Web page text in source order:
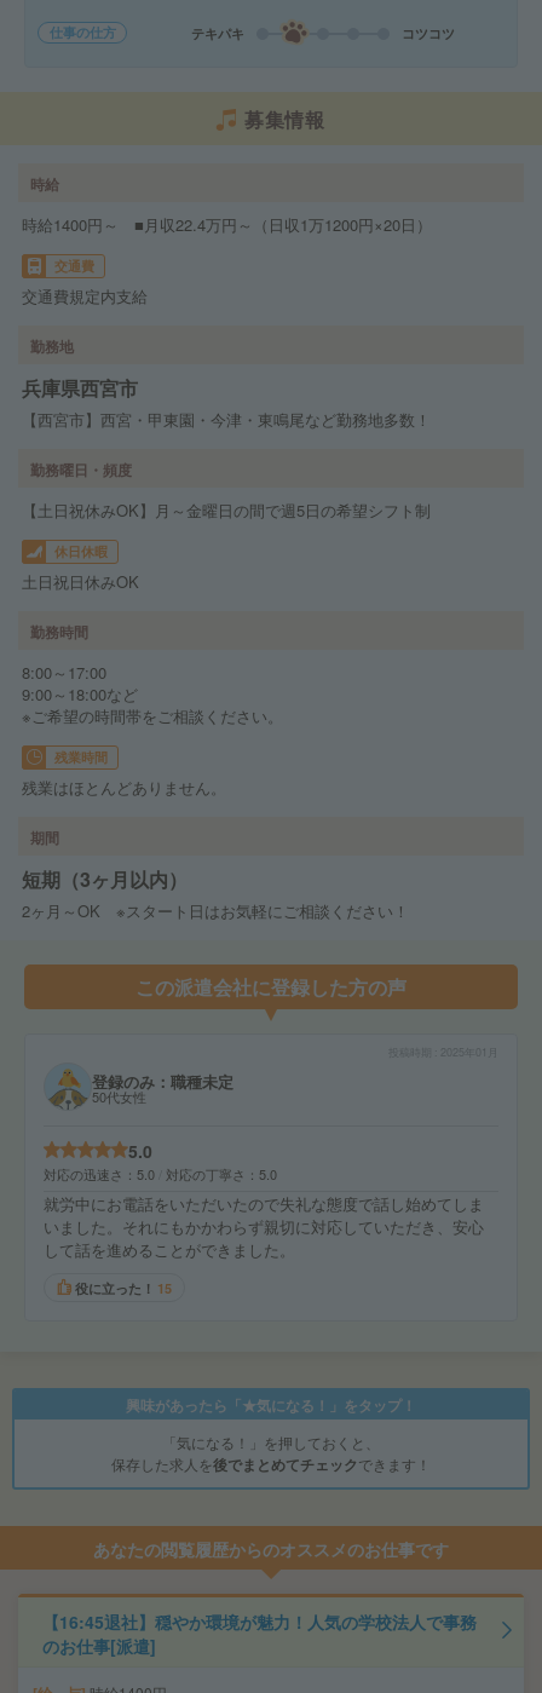
仕事の仕方 テキパキ コツコツ
募集情報
時給
時給1400円～ ■月収22.4万円～（日収1万1200円×20日）
交通費
交通費規定内支給
勤務地
兵庫県西宮市
【西宮市】西宮・甲東園・今津・東鳴尾など勤務地多数！
勤務曜日・頻度
【土日祝休みOK】月～金曜日の間で週5日の希望シフト制
休日休暇
土日祝日休みOK
勤務時間
8:00～17:00
9:00～18:00など
※ご希望の時間帯をご相談ください。
残業時間
残業はほとんどありません。
期間
短期（3ヶ月以内）
2ヶ月～OK ※スタート日はお気軽にご相談ください！
この派遣会社に登録した方の声
2025年01月
登録のみ：職種未定
50代女性
5.0
対応の迅速さ 5.0 対応の丁寧さ 5.0
就労中にお電話をいただいたので失礼な態度で話し始めてしま
いました。それにもかかわらず親切に対応していただき、安心
して話を進めることができました。
役に立った！ 15
興味があったら「★気になる！」をタップ！
「気になる！」を押しておくと、
保存した求人を後でまとめてチェックできます！
あなたの閲覧履歴からのオススメのお仕事です
【16:45退社】穏やか環境が魅力！人気の学校法人で事務
のお仕事[派遣]